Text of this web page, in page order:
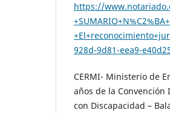
https://
928d-9d81-eea9-
CERMI- Ministerio de
años de la Convención
con Discapacidad –